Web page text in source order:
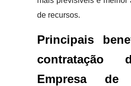
de recursos.
Principais
contratação
Empresa de